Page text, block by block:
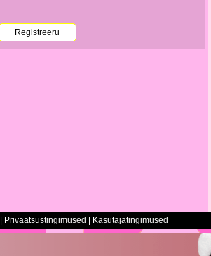
Registreeru
Privaatsustingimused Kasutajatingimused